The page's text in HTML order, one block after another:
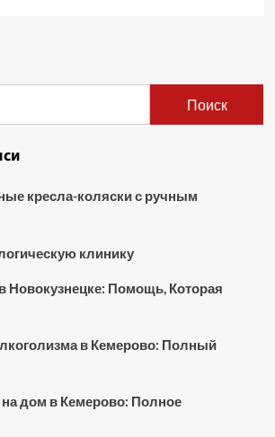
Поиск
кресла-коляски с ручным
клинику
Новокузнецке: Помощь, Которая
в Кемерово: Полный
дом в Кемерово: Полное